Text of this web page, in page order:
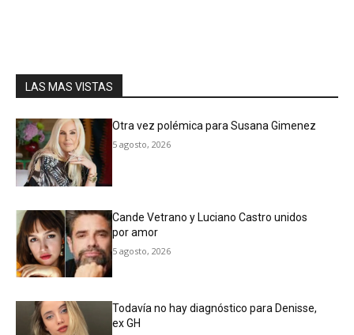
LAS MAS VISTAS
Otra vez polémica para Susana Gimenez
5 agosto, 2026
Cande Vetrano y Luciano Castro unidos
por amor
5 agosto, 2026
Todavía no hay diagnóstico para Denisse,
ex GH